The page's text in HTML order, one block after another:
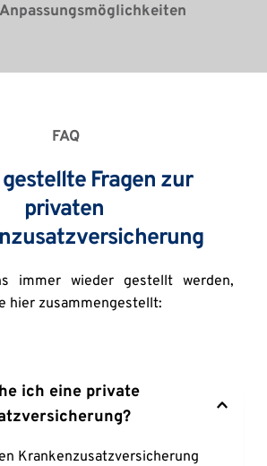
Anpassungsmöglichkeiten
FAQ
Fragen zur
privaten
immer wieder gestellt werden,
hier zusammengestellt:
ich eine private
Krankenzusatzversicherung